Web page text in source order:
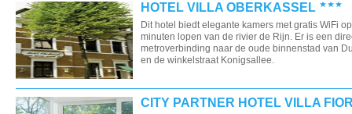
HOTEL VILLA OBERKASSEL
Dit hotel biedt elegante kamers met gratis WiFi
minuten lopen van de rivier de Rijn. Er is een
metroverbinding naar de oude binnenstad van
en de winkelstraat Konigsallee.
CITY PARTNER HOTEL VILLA